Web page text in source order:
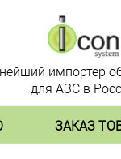
импортер
для АЗС в
ЗАКАЗ